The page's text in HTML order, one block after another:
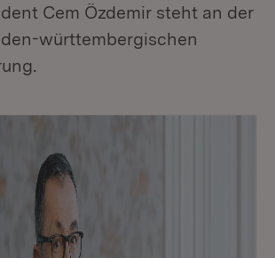
Cem Özdemir steht an der
württembergischen